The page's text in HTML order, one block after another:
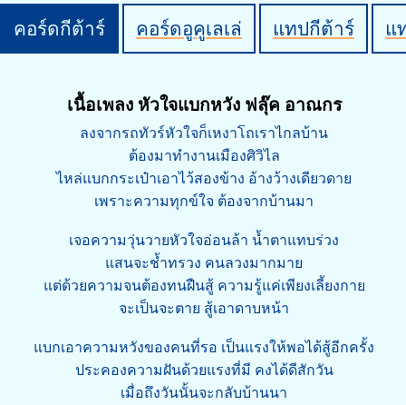
คอร์ดกีต้าร์ คอร์ดอูคูเลเล่ แทปกีต้าร์ แ
เนื้อเพลง หัวใจแบกหวัง ฟลุ๊ค อาณกร
ลงจากรถทัวร์หัวใจก็เหงาโถเราไกลบ้าน
ต้องมาทำงานเมืองศิวิไล
ไหล่แบกกระเป๋าเอาไว้สองข้าง อ้างว้างเดียวดาย
เพราะความทุกข์ใจ ต้องจากบ้านมา
เจอความวุ่นวายหัวใจอ่อนล้า น้ำตาแทบร่วง
แสนจะช้ำทรวง คนลวงมากมาย
แต่ด้วยความจนต้องทนฝืนสู้ ความรู้แค่เพียงเลี้ยงกาย
จะเป็นจะตาย สู้เอาดาบหน้า
แบกเอาความหวังของคนที่รอ เป็นแรงให้พอได้สู้อีกครั้ง
ประคองความฝันด้วยแรงที่มี คงได้ดีสักวัน
เมื่อถึงวันนั้นจะกลับบ้านนา